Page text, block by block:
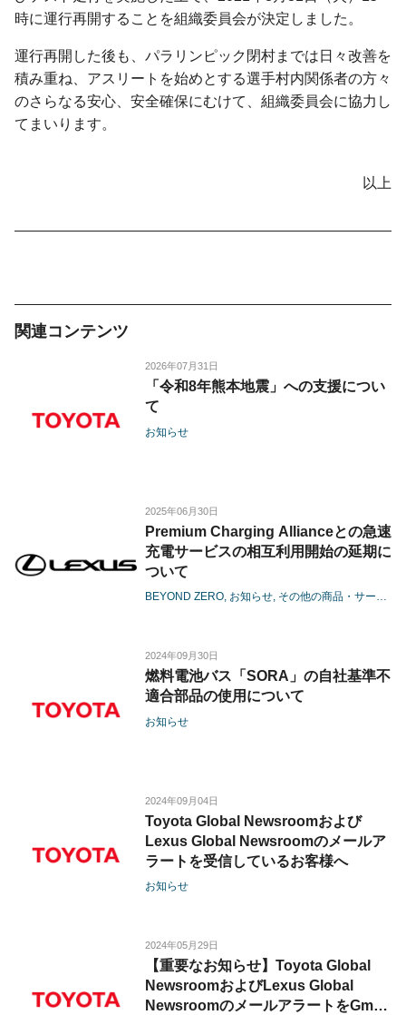
時に運行再開することを組織委員会が決定しました。
運行再開した後も、パラリンピック閉村までは日々改善を
積み重ね、アスリートを始めとする選手村内関係者の方々
のさらなる安心、安全確保にむけて、組織委員会に協力し
てまいります。
以上
関連コンテンツ
2026年07月31日
「令和8年熊本地震」への支援につい
て
お知らせ
2025年06月30日
Premium Charging Allianceとの急速
充電サービスの相互利用開始の延期に
ついて
BEYOND ZERO お知らせ その他の商品・サービス
2024年09月30日
燃料電池バス「SORA」の自社基準不
適合部品の使用について
お知らせ
2024年09月04日
Toyota Global Newsroomおよび
Lexus Global Newsroomのメールア
ラートを受信しているお客様へ
お知らせ
2024年05月29日
【重要なお知らせ】Toyota Global
NewsroomおよびLexus Global
NewsroomのメールアラートをGmail